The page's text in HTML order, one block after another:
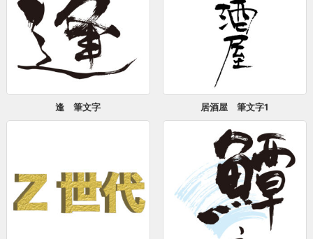
逢 筆文字 居酒屋 筆文字1